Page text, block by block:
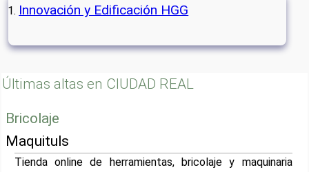
Innovación y Edificación HGG
Últimas altas en CIUDAD REAL
Bricolaje
Maquituls
Tienda online de herramientas, bricolaje y maquinaria